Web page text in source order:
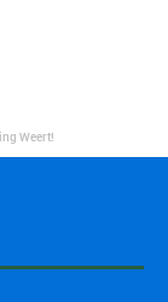
Weert!